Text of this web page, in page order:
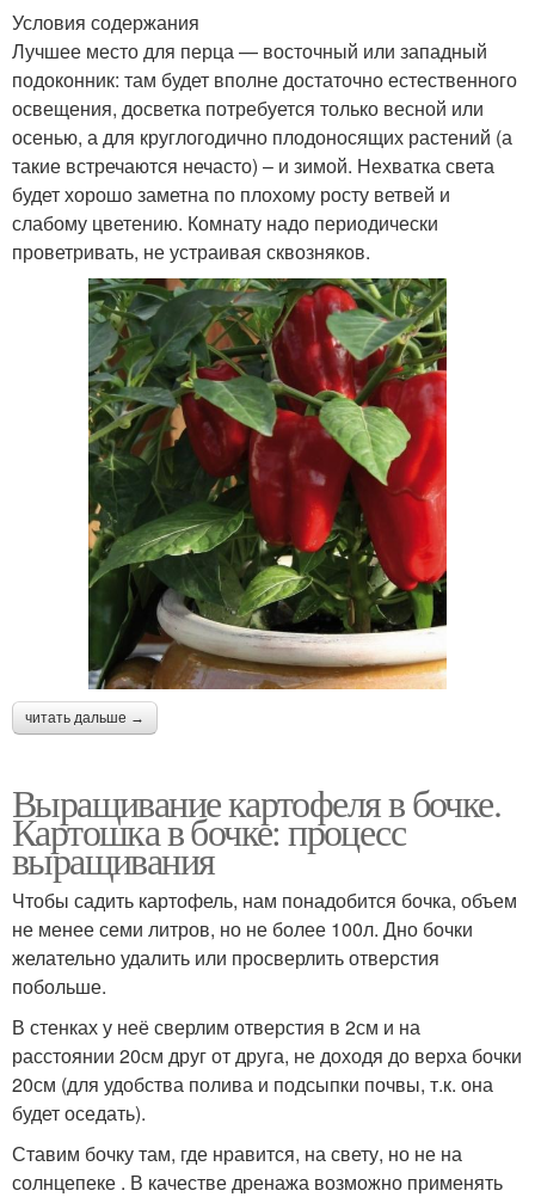
Условия содержания
Лучшее место для перца — восточный или западный
подоконник: там будет вполне достаточно естественного
освещения, досветка потребуется только весной или
осенью, а для круглогодично плодоносящих растений (а
такие встречаются нечасто) – и зимой. Нехватка света
будет хорошо заметна по плохому росту ветвей и
слабому цветению. Комнату надо периодически
проветривать, не устраивая сквозняков.
читать дальше →
Выращивание картофеля в бочке.
Картошка в бочке: процесс
выращивания
Чтобы садить картофель, нам понадобится бочка, объем
не менее семи литров, но не более 100л. Дно бочки
желательно удалить или просверлить отверстия
побольше.
В стенках у неё сверлим отверстия в 2см и на
расстоянии 20см друг от друга, не доходя до верха бочки
20см (для удобства полива и подсыпки почвы, т.к. она
будет оседать).
Ставим бочку там, где нравится, на свету, но не на
солнцепеке . В качестве дренажа возможно применять